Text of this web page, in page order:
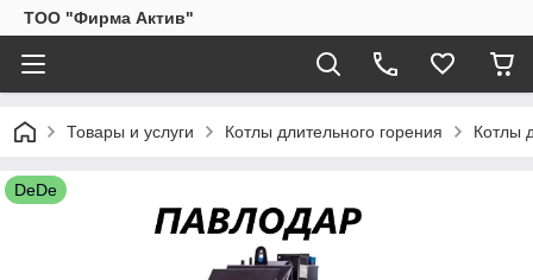
ТОО "Фирма Актив"
Товары и услуги Котлы длительного горения Котлы
DeDe